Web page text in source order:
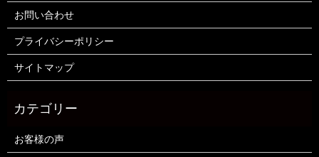
お問い合わせ
プライバシーポリシー
サイトマップ
お客様の声